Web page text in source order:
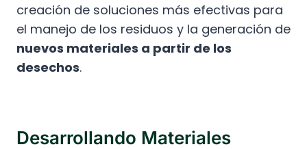
creación de soluciones más efectivas para
el manejo de los residuos y la generación de
nuevos materiales a partir de los
desechos.
Desarrollando Materiales